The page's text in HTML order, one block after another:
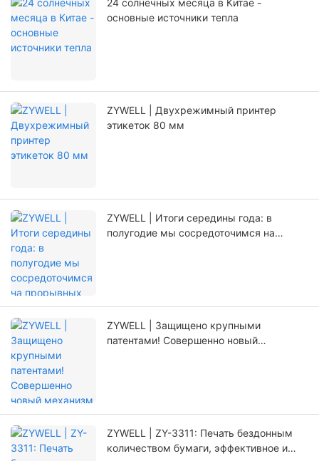
24 солнечных месяца в Китае -
основные источники тепла
ZYWELL | Двухрежимный принтер
этикеток 80 мм
ZYWELL | Итоги середины года: в
полугодие мы сосредоточимся на
ZYWELL | Защищено крупными
патентами! Совершенно новый
ZYWELL | ZY-3311: Печать бездонным
количеством бумаги, эффективное и